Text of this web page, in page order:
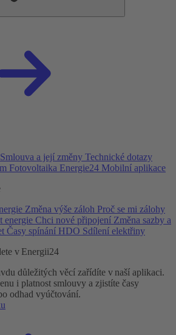
Smlouva a její změny Technické dotazy
Fotovoltaika Energie24 Mobilní aplikace
Změna výše záloh Proč se mi zálohy
energie Chci nové připojení Změna sazby a
Časy spínání HDO Sdílení elektřiny
v Energii24
důležitých věcí zařídíte v naší aplikaci.
i platnost smlouvy a zjistíte časy
odhad vyúčtování.